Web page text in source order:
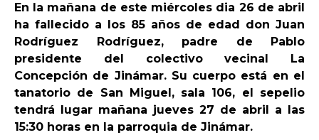
CANARIAS
5ª COLUMNA
CARTAS DEL DIRECTOR
ENTREVISTAS
En la mañana de este miércoles dia 26 de abril
ha fallecido a los 85 años de edad don Juan
Rodríguez Rodríguez, padre de Pablo
presidente del colectivo vecinal La
Concepción de Jinámar. Su cuerpo está en el
tanatorio de San Miguel, sala 106, el sepelio
tendrá lugar mañana jueves 27 de abril a las
15:30 horas en la parroquia de Jinámar.